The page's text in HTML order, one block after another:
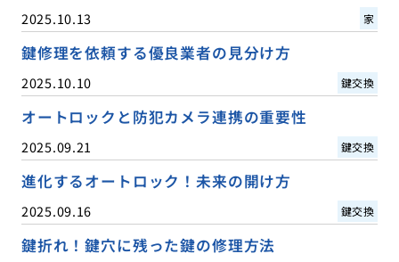
2025.10.13 家
鍵修理を依頼する優良業者の見分け方
2025.10.10 鍵交換
オートロックと防犯カメラ連携の重要性
2025.09.21 鍵交換
進化するオートロック！未来の開け方
2025.09.16 鍵交換
鍵折れ！鍵穴に残った鍵の修理方法